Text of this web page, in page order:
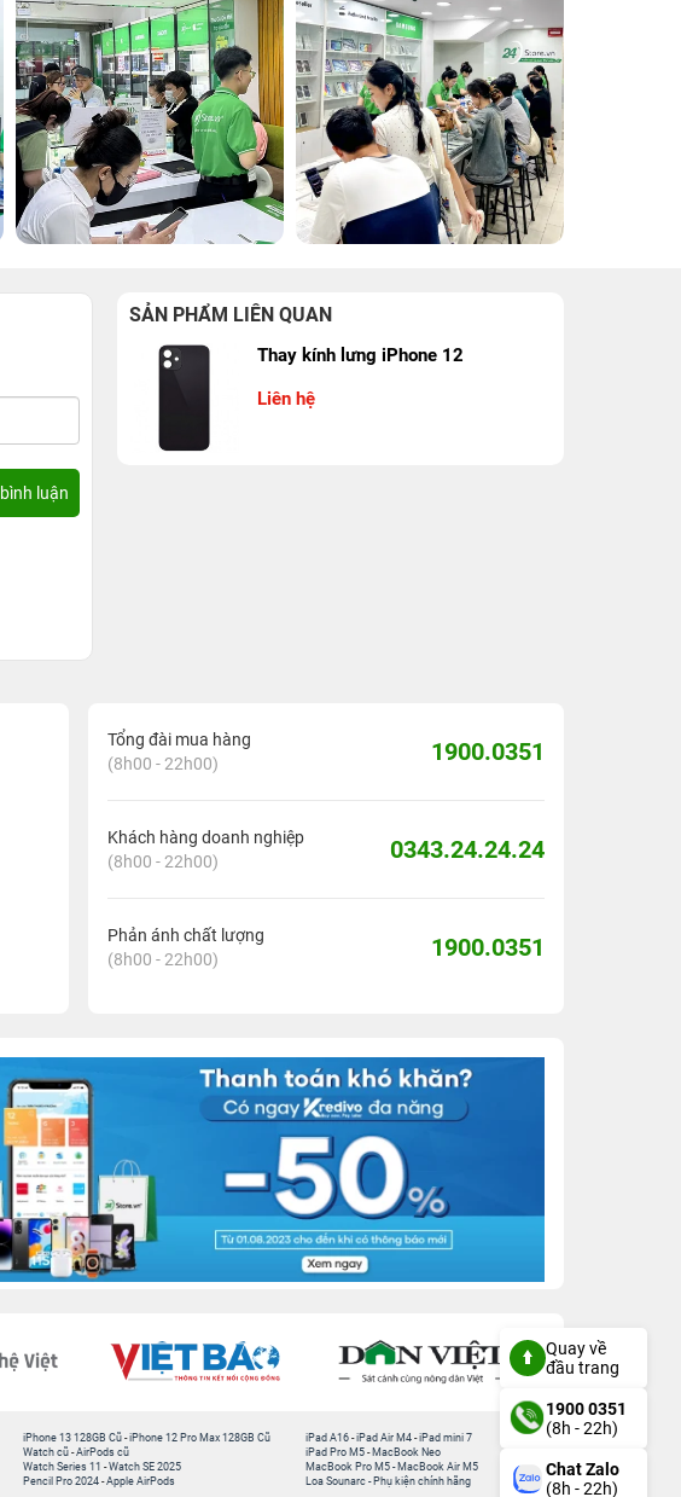
SẢN PHẨM LIÊN QUAN
Thay kính lưng iPhone 12
Liên hệ
Tổng đài mua hàng
(8h00 - 22h00)
1900.0351
Khách hàng doanh nghiệp
(8h00 - 22h00)
0343.24.24.24
Phản ánh chất lượng
(8h00 - 22h00)
1900.0351
iPhone 13 128GB Cũ -iPhone 12 Pro Max 128GB Cũ
Watch cũ -AirPods cũ
Watch Series 11 -Watch SE 2025
Pencil Pro 2024 -Apple AirPods
iPad A16 -iPad Air M4 -iPad mini 7
iPad Pro M5 - MacBook Neo
MacBook Pro M5 - MacBook Air M5
Loa Sounarc - Phụ kiện chính hãng
Quay về
đầu trang
1900 0351
(8h - 22h)
Chat Zalo
(8h - 22h)